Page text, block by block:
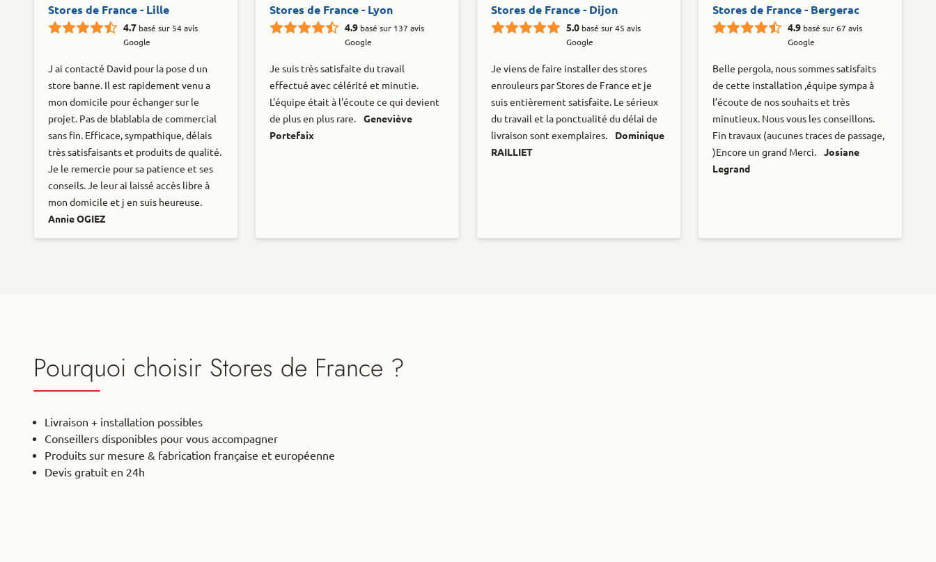
Stores de France - Lille
4.7 basé sur 54 avis
Google
J ai contacté David pour la pose d un
store banne. Il est rapidement venu a
mon domicile pour échanger sur le
projet. Pas de blablabla de commercial
sans fin. Efficace, sympathique, délais
très satisfaisants et produits de qualité.
Je le remercie pour sa patience et ses
conseils. Je leur ai laissé accès libre à
mon domicile et j en suis heureuse.
Annie OGIEZ
Stores de France - Lyon
4.9 basé sur 137 avis
Google
Je suis très satisfaite du travail
effectué avec célérité et minutie.
L'équipe était à l'écoute ce qui devient
de plus en plus rare.
Geneviève
Portefaix
Stores de France - Dijon
5.0 basé sur 45 avis
Google
Je viens de faire installer des stores
enrouleurs par Stores de France et je
suis entièrement satisfaite. Le sérieux
du travail et la ponctualité du délai de
livraison sont exemplaires.
Dominique
RAILLIET
Stores de France - Bergerac
4.9 basé sur 67 avis
Google
Belle pergola, nous sommes satisfaits
de cette installation ,équipe sympa à
l’écoute de nos souhaits et très
minutieux. Nous vous les conseillons.
Fin travaux (aucunes traces de passage,
)Encore un grand Merci.
Josiane
Legrand
Pourquoi choisir Stores de France ?
Livraison + installation possibles
Conseillers disponibles pour vous accompagner
Produits sur mesure & fabrication française et européenne
Devis gratuit en 24h